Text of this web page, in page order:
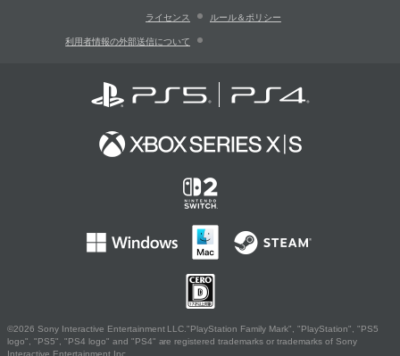
ライセンス ルール＆ポリシー
利用者情報の外部送信について
©2026 Sony Interactive Entertainment LLC."PlayStation Family Mark", "PlayStation", "PS5
logo", "PS5", "PS4 logo" and "PS4" are registered trademarks or trademarks of Sony
Interactive Entertainment Inc.